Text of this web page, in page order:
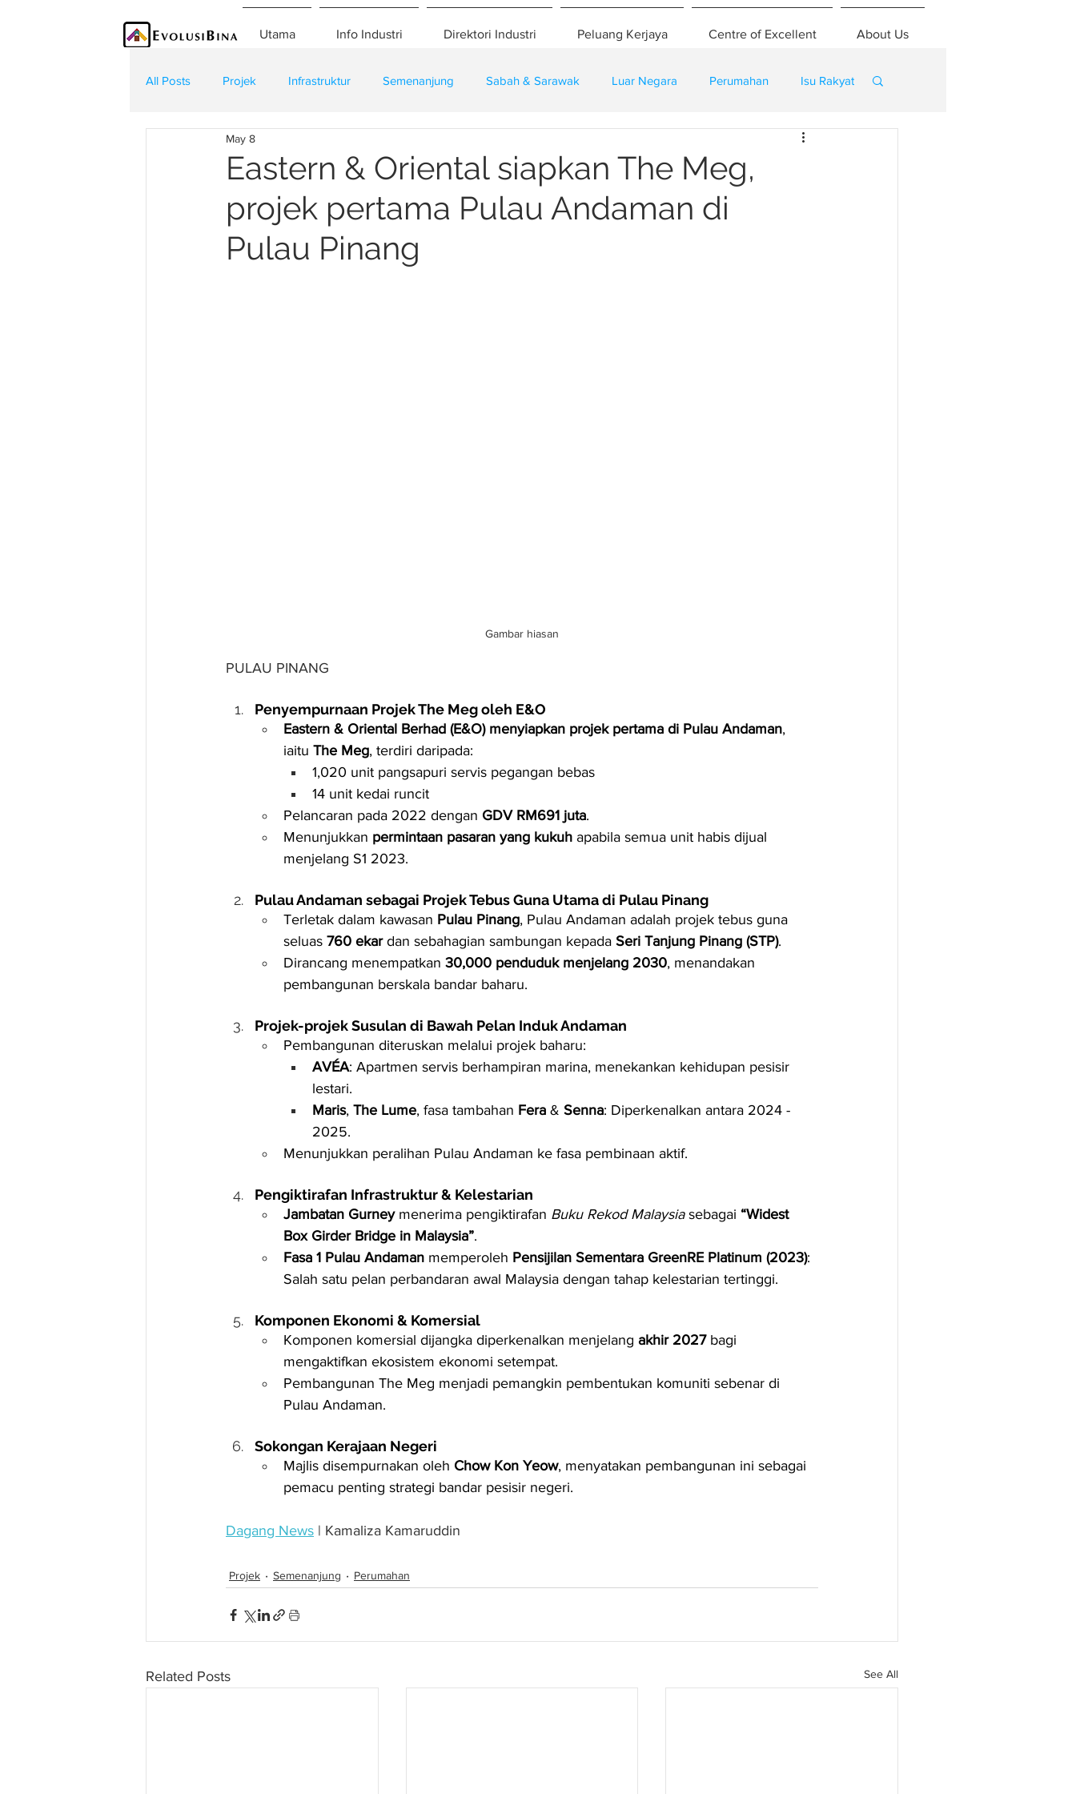
Utama Info Industri Direktori Industri Peluang Kerjaya Centre of Excellent About Us
All Posts Projek Infrastruktur Semenanjung Sabah & Sarawak Luar Negara Perumahan Isu Rakyat
Teknologi
Eastern & Oriental siapkan The Meg,
projek pertama Pulau Andaman di
Pulau Pinang
May 8
Gambar hiasan
PULAU PINANG
Penyempurnaan Projek The Meg oleh E&O
Eastern & Oriental Berhad (E&O) menyiapkan projek pertama di Pulau Andaman,
iaitu The Meg, terdiri daripada:
1,020 unit pangsapuri servis pegangan bebas
14 unit kedai runcit
Pelancaran pada 2022 dengan GDV RM691 juta.
Menunjukkan permintaan pasaran yang kukuh apabila semua unit habis dijual
menjelang S1 2023.
Pulau Andaman sebagai Projek Tebus Guna Utama di Pulau Pinang
Terletak dalam kawasan Pulau Pinang, Pulau Andaman adalah projek tebus guna
seluas 760 ekar dan sebahagian sambungan kepada Seri Tanjung Pinang (STP).
Dirancang menempatkan 30,000 penduduk menjelang 2030, menandakan
pembangunan berskala bandar baharu.
Projek-projek Susulan di Bawah Pelan Induk Andaman
Pembangunan diteruskan melalui projek baharu:
AVÉA: Apartmen servis berhampiran marina, menekankan kehidupan pesisir
lestari.
Maris, The Lume, fasa tambahan Fera & Senna: Diperkenalkan antara 2024 -
2025.
Menunjukkan peralihan Pulau Andaman ke fasa pembinaan aktif.
Pengiktirafan Infrastruktur & Kelestarian
Jambatan Gurney menerima pengiktirafan Buku Rekod Malaysia sebagai “Widest
Box Girder Bridge in Malaysia”.
Fasa 1 Pulau Andaman memperoleh Pensijilan Sementara GreenRE Platinum (2023):
Salah satu pelan perbandaran awal Malaysia dengan tahap kelestarian tertinggi.
Komponen Ekonomi & Komersial
Komponen komersial dijangka diperkenalkan menjelang akhir 2027 bagi
mengaktifkan ekosistem ekonomi setempat.
Pembangunan The Meg menjadi pemangkin pembentukan komuniti sebenar di
Pulau Andaman.
Sokongan Kerajaan Negeri
Majlis disempurnakan oleh Chow Kon Yeow, menyatakan pembangunan ini sebagai
pemacu penting strategi bandar pesisir negeri.
Dagang News | Kamaliza Kamaruddin
Projek Semenanjung Perumahan
Related Posts See All